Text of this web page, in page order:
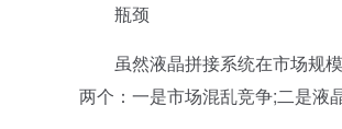
瓶颈
虽然液晶拼接系统在市场规模
两个：一是市场混乱竞争;二是液